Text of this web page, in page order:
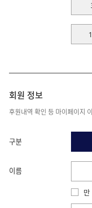
회원 정보
후원내역 확인 등 마이페이지
구분
이름